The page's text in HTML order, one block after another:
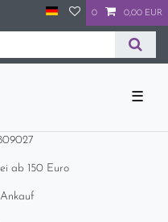
0 0,00 EUR
☰
ab 150 Euro